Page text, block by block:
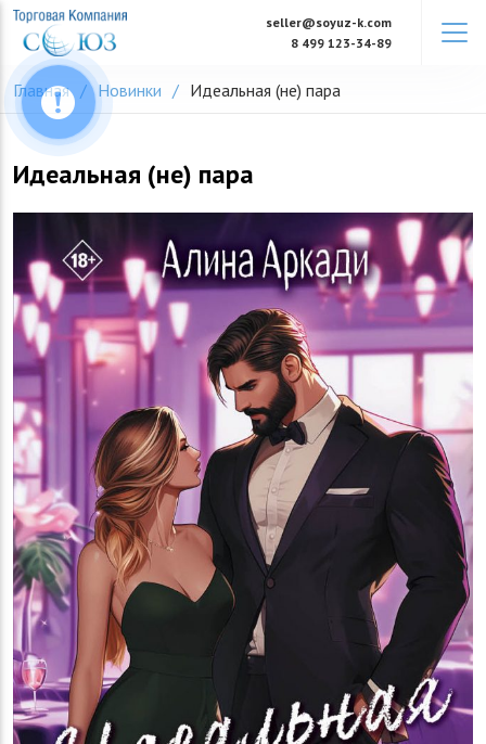
Skip
content
seller@soyuz-k.com
8 499 123-34-89
Главная Новинки Идеальная (не) пара
Идеальная (не) пара